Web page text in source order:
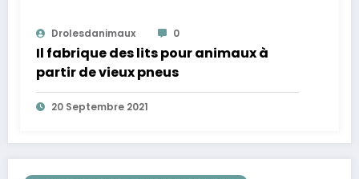
Drolesdanimaux 0
Il fabrique des lits pour animaux à
partir de vieux pneus
20 Septembre 2021